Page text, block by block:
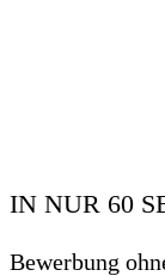
IN NUR 60
Bewerbung